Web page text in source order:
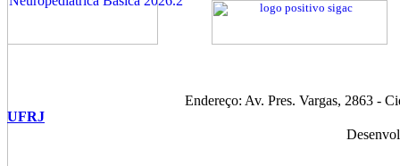
Endereço: Av. Pres. Vargas, 2863 -
UFRJ